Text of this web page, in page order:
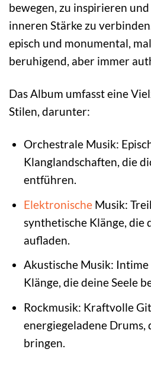
bewegen, zu inspirieren
inneren Stärke zu
episch und monumental,
beruhigend, aber immer
Das Album umfasst eine
Stilen, darunter:
Orchestrale Musik:
Klanglandschaften, die
entführen.
ElektronischeMusik:
synthetische Klänge, die
aufladen.
Akustische Musik:
Klänge, die deine Seele
Rockmusik: Kraftvolle
energiegeladene Drums,
bringen.